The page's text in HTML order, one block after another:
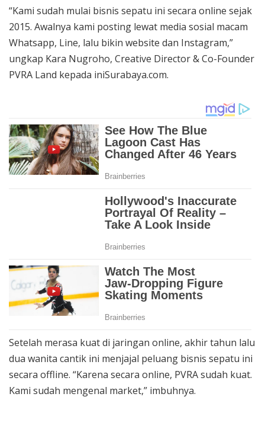
“Kami sudah mulai bisnis sepatu ini secara online sejak
2015. Awalnya kami posting lewat media sosial macam
Whatsapp, Line, lalu bikin website dan Instagram,”
ungkap Kara Nugroho, Creative Director & Co-Founder
PVRA Land kepada iniSurabaya.com.
Setelah merasa kuat di jaringan online, akhir tahun lalu
dua wanita cantik ini menjajal peluang bisnis sepatu ini
secara offline. “Karena secara online, PVRA sudah kuat.
Kami sudah mengenal market,” imbuhnya.